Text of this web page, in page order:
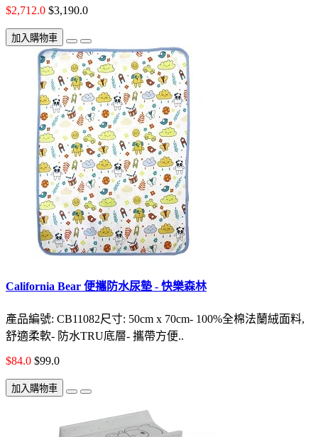
$2,712.0 $3,190.0
加入購物車
California Bear 便攜防水尿墊 - 快樂森林
產品編號: CB11082尺寸: 50cm x 70cm- 100%全棉法蘭絨面料,
舒適柔軟- 防水TRU底層- 攜帶方便..
$84.0 $99.0
加入購物車